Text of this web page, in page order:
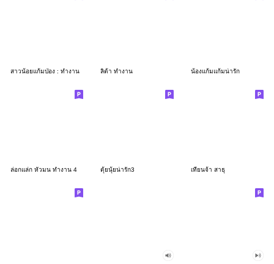
สาวน้อยแก้มป่อง : ทำงาน ลิต้า ทำงาน น้องแก้มแก้มน่ารัก
ล่อกแล่ก หัวมน ทำงาน 4 ตุ้ยนุ้ยน่ารัก3 เทียนจ้า สาธุ